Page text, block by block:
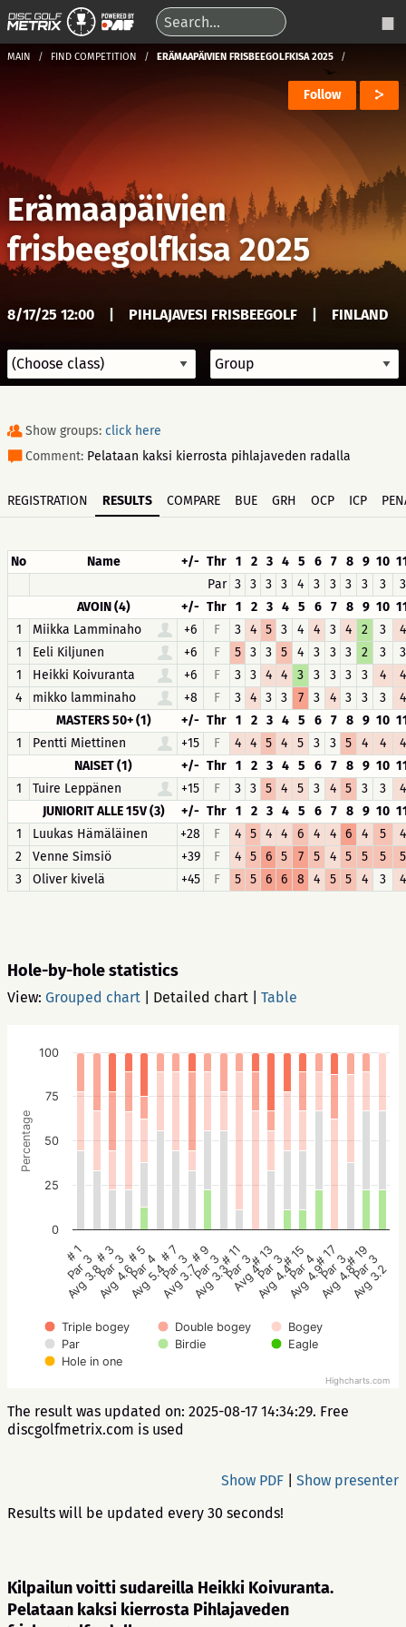
MAIN FIND COMPETITION ERÄMAAPÄIVIEN FRISBEEGOLFKISA 2025
Follow
Erämaapäivien
frisbeegolfkisa 2025
8/17/25 12:00 PIHLAJAVESI FRISBEEGOLF FINLAND
Show groups: click here
Comment: Pelataan kaksi kierrosta pihlajaveden radalla
REGISTRATION RESULTS COMPARE BUE GRH OCP ICP
No Name +/- Thr 1 2 3 4 5 6 7 8 9 10
Par 3 3 3 3 4 3 3 3 3 3
3
AVOIN (4)
+/- Thr 1 2 3 4 5 6 7 8 9 10
1
Miikka Lamminaho +6 F 3 4 5 3 4 4 3 4 2 3
4
1
Eeli Kiljunen +6 F 5 3 3 5 4 3 3 3 2 3
3
1
Heikki Koivuranta +6 F 3 3 4 4 3 3 3 3 3 4
4
4
mikko lamminaho +8 F 3 4 3 3 7 3 4 3 3 3
4
MASTERS 50+ (1)
+/- Thr 1 2 3 4 5 6 7 8 9 10
1
Pentti Miettinen +15 F 4 4 5 4 5 3 3 5 4 4
4
NAISET (1)
+/- Thr 1 2 3 4 5 6 7 8 9 10
1
Tuire Leppänen +15 F 3 3 5 4 5 3 4 5 3 3
4
JUNIORIT ALLE 15V (3)
+/- Thr 1 2 3 4 5 6 7 8 9 10
1
Luukas Hämäläinen +28 F 4 5 4 4 6 4 4 6 4 5
4
2
Venne Simsiö +39 F 4 5 6 5 7 5 4 5 5 5
5
3
Oliver kivelä +45 F 5 5 6 6 8 4 5 5 4 3 4
Hole-by-hole statistics
View: Grouped chart Detailed chart Table
Percentage
Triple bogey Double bogey
Bogey
Par
Birdie
Eagle
Hole in one
# 1
Par 3
Avg 3.8
# 3
Par 3
Avg 4.6
# 5
Par 4
Avg 5.4
# 7
Par 3
Avg 3.7
# 9
Par 3
Avg 3.3
# 11
Par 3
Avg 4
# 13
Par 3
Avg 4.4
# 15
Par 4
Avg 4.9
# 17
Par 3
Avg 4.8
# 19
Par 3
Avg 3.2
0
25
50
75
100
Highcharts.com
The result was updated on: 2025-08-17 14:34:29. Free
discgolfmetrix.com is used
Show presenter
Show PDF
Results will be updated every 30 seconds!
Kilpailun voitti sudareilla Heikki Koivuranta.
Pelataan kaksi kierrosta Pihlajaveden